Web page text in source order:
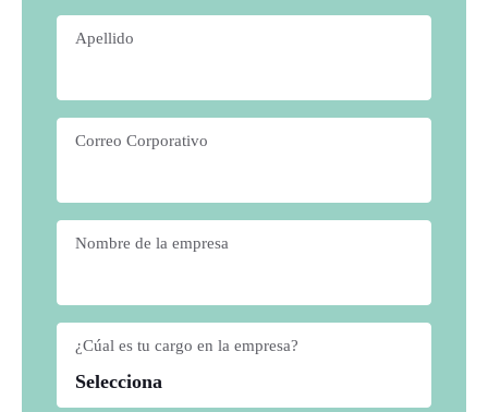
Apellido
Correo Corporativo
Nombre de la empresa
¿Cúal es tu cargo en la empresa?